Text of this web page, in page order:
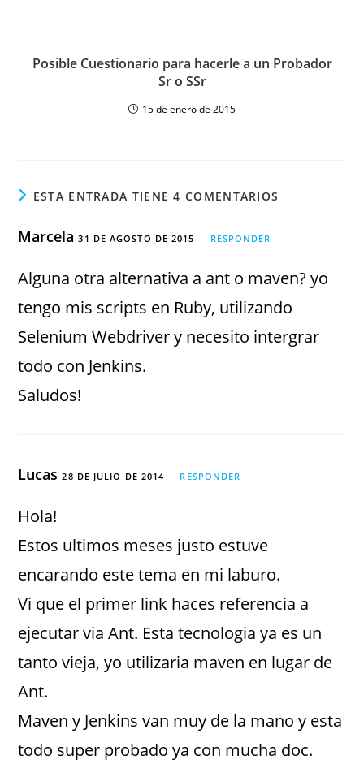
Posible Cuestionario para hacerle a un Probador
Sr o SSr
15 de enero de 2015
ESTA ENTRADA TIENE 4 COMENTARIOS
Marcela31 DE AGOSTO DE 2015 RESPONDER
Alguna otra alternativa a ant o maven? yo
tengo mis scripts en Ruby, utilizando
Selenium Webdriver y necesito intergrar
todo con Jenkins.
Saludos!
Lucas28 DE JULIO DE 2014 RESPONDER
Hola!
Estos ultimos meses justo estuve
encarando este tema en mi laburo.
Vi que el primer link haces referencia a
ejecutar via Ant. Esta tecnologia ya es un
tanto vieja, yo utilizaria maven en lugar de
Ant.
Maven y Jenkins van muy de la mano y esta
todo super probado ya con mucha doc.